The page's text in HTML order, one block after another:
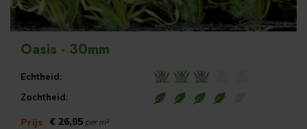
Oasis - 30mm
Echtheid:
Zachtheid:
Prijs € 26,95 per m²